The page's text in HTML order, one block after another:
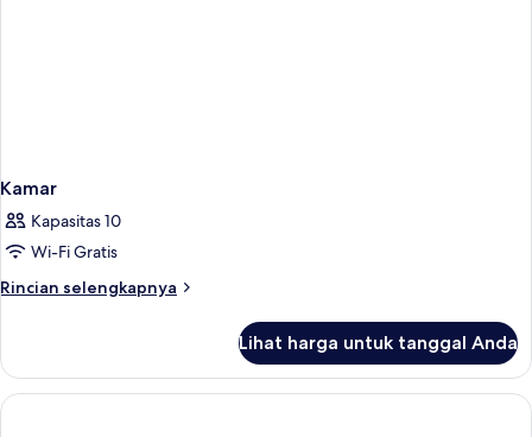
Kamar
Kapasitas 10
Wi-Fi Gratis
Rincian selengkapnya
Rincian
Kamar
Lihat harga untuk tanggal Anda